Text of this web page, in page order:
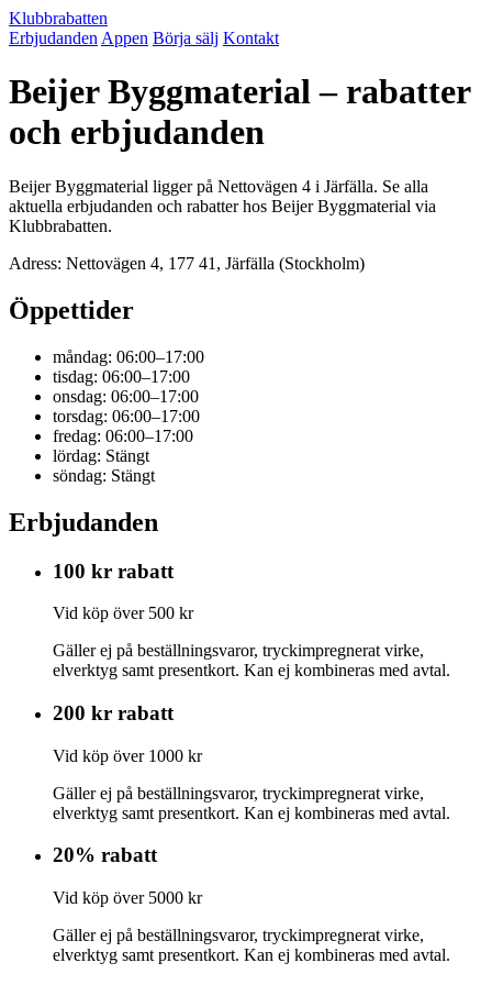
Klubbrabatten
Erbjudanden Appen Börja sälj Kontakt
Beijer Byggmaterial – rabatter
och erbjudanden
Beijer Byggmaterial ligger på Nettovägen 4 i Järfälla. Se alla
aktuella erbjudanden och rabatter hos Beijer Byggmaterial via
Klubbrabatten.
Adress: Nettovägen 4, 177 41, Järfälla (Stockholm)
Öppettider
måndag: 06:00–17:00
tisdag: 06:00–17:00
onsdag: 06:00–17:00
torsdag: 06:00–17:00
fredag: 06:00–17:00
lördag: Stängt
söndag: Stängt
Erbjudanden
100 kr rabatt
Vid köp över 500 kr
Gäller ej på beställningsvaror, tryckimpregnerat virke,
elverktyg samt presentkort. Kan ej kombineras med avtal.
200 kr rabatt
Vid köp över 1000 kr
Gäller ej på beställningsvaror, tryckimpregnerat virke,
elverktyg samt presentkort. Kan ej kombineras med avtal.
20% rabatt
Vid köp över 5000 kr
Gäller ej på beställningsvaror, tryckimpregnerat virke,
elverktyg samt presentkort. Kan ej kombineras med avtal.